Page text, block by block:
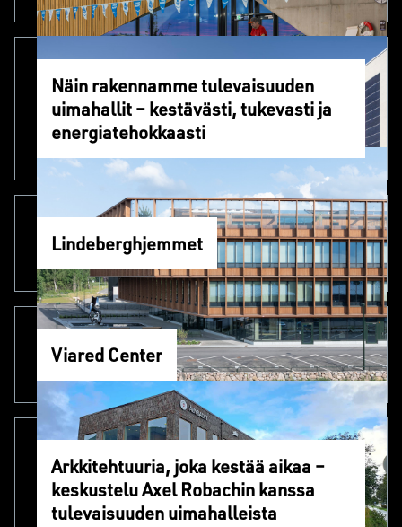
Näin rakennamme tulevaisuuden
uimahallit – kestävästi, tukevasti ja
energiatehokkaasti
Lindeberghjemmet
Viared Center
Arkkitehtuuria, joka kestää aikaa –
keskustelu Axel Robachin kanssa
tulevaisuuden uimahalleista